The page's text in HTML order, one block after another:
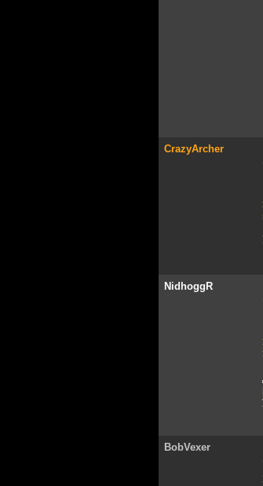
CrazyArcher
NidhoggR
BobVexer